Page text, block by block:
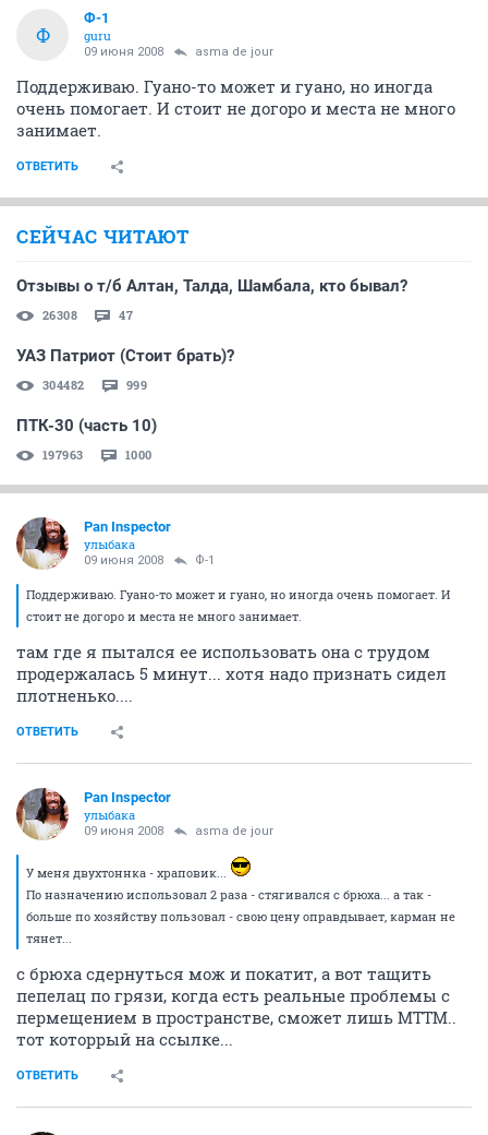
Ф
Ф-1
guru
09 июня 2008 asma de jour
Поддерживаю. Гуано-то может и гуано, но иногда
очень помогает. И стоит не догоро и места не много
занимает.
ОТВЕТИТЬ
СЕЙЧАС ЧИТАЮТ
Отзывы о т/б Алтан, Талда, Шамбала, кто бывал?
26308 47
УАЗ Патриот (Стоит брать)?
304482 999
ПТК-30 (часть 10)
197963 1000
Pan Inspector
улыбака
09 июня 2008 Ф-1
Поддерживаю. Гуано-то может и гуано, но иногда очень помогает. И
стоит не догоро и места не много занимает.
там где я пытался ее использовать она с трудом
продержалась 5 минут... хотя надо признать сидел
плотненько....
ОТВЕТИТЬ
Pan Inspector
улыбака
09 июня 2008 asma de jour
У меня двухтоннка - храповик...
По назначению использовал 2 раза - стягивался с брюха... а так -
больше по хозяйству пользовал - свою цену оправдывает, карман не
тянет...
с брюха сдернуться мож и покатит, а вот тащить
пепелац по грязи, когда есть реальные проблемы с
пермещением в пространстве, сможет лишь МТТМ..
тот которрый на ссылке...
ОТВЕТИТЬ